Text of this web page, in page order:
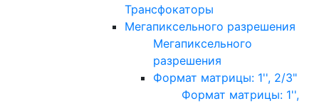
Трансфокаторы
Мегапиксельного разрешения
Мегапиксельного
разрешения
Формат матрицы: 1'', 2/3"
Формат матрицы: 1'',